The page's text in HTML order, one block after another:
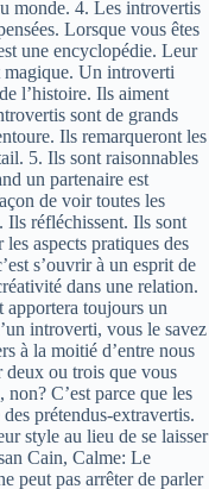
monde. 4. Les introvertis
Lorsque vous êtes
une encyclopédie. Leur
magique. Un introverti
l’histoire. Ils aiment
sont de grands
Ils remarqueront les
5. Ils sont raisonnables
un partenaire est
de voir toutes les
Ils réfléchissent. Ils sont
aspects pratiques des
s’ouvrir à un esprit de
dans une relation.
apportera toujours un
introverti, vous le savez
à la moitié d’entre nous
deux ou trois que vous
C’est parce que les
prétendus-extravertis.
style au lieu de se laisser
Cain, Calme: Le
peut pas arrêter de parler